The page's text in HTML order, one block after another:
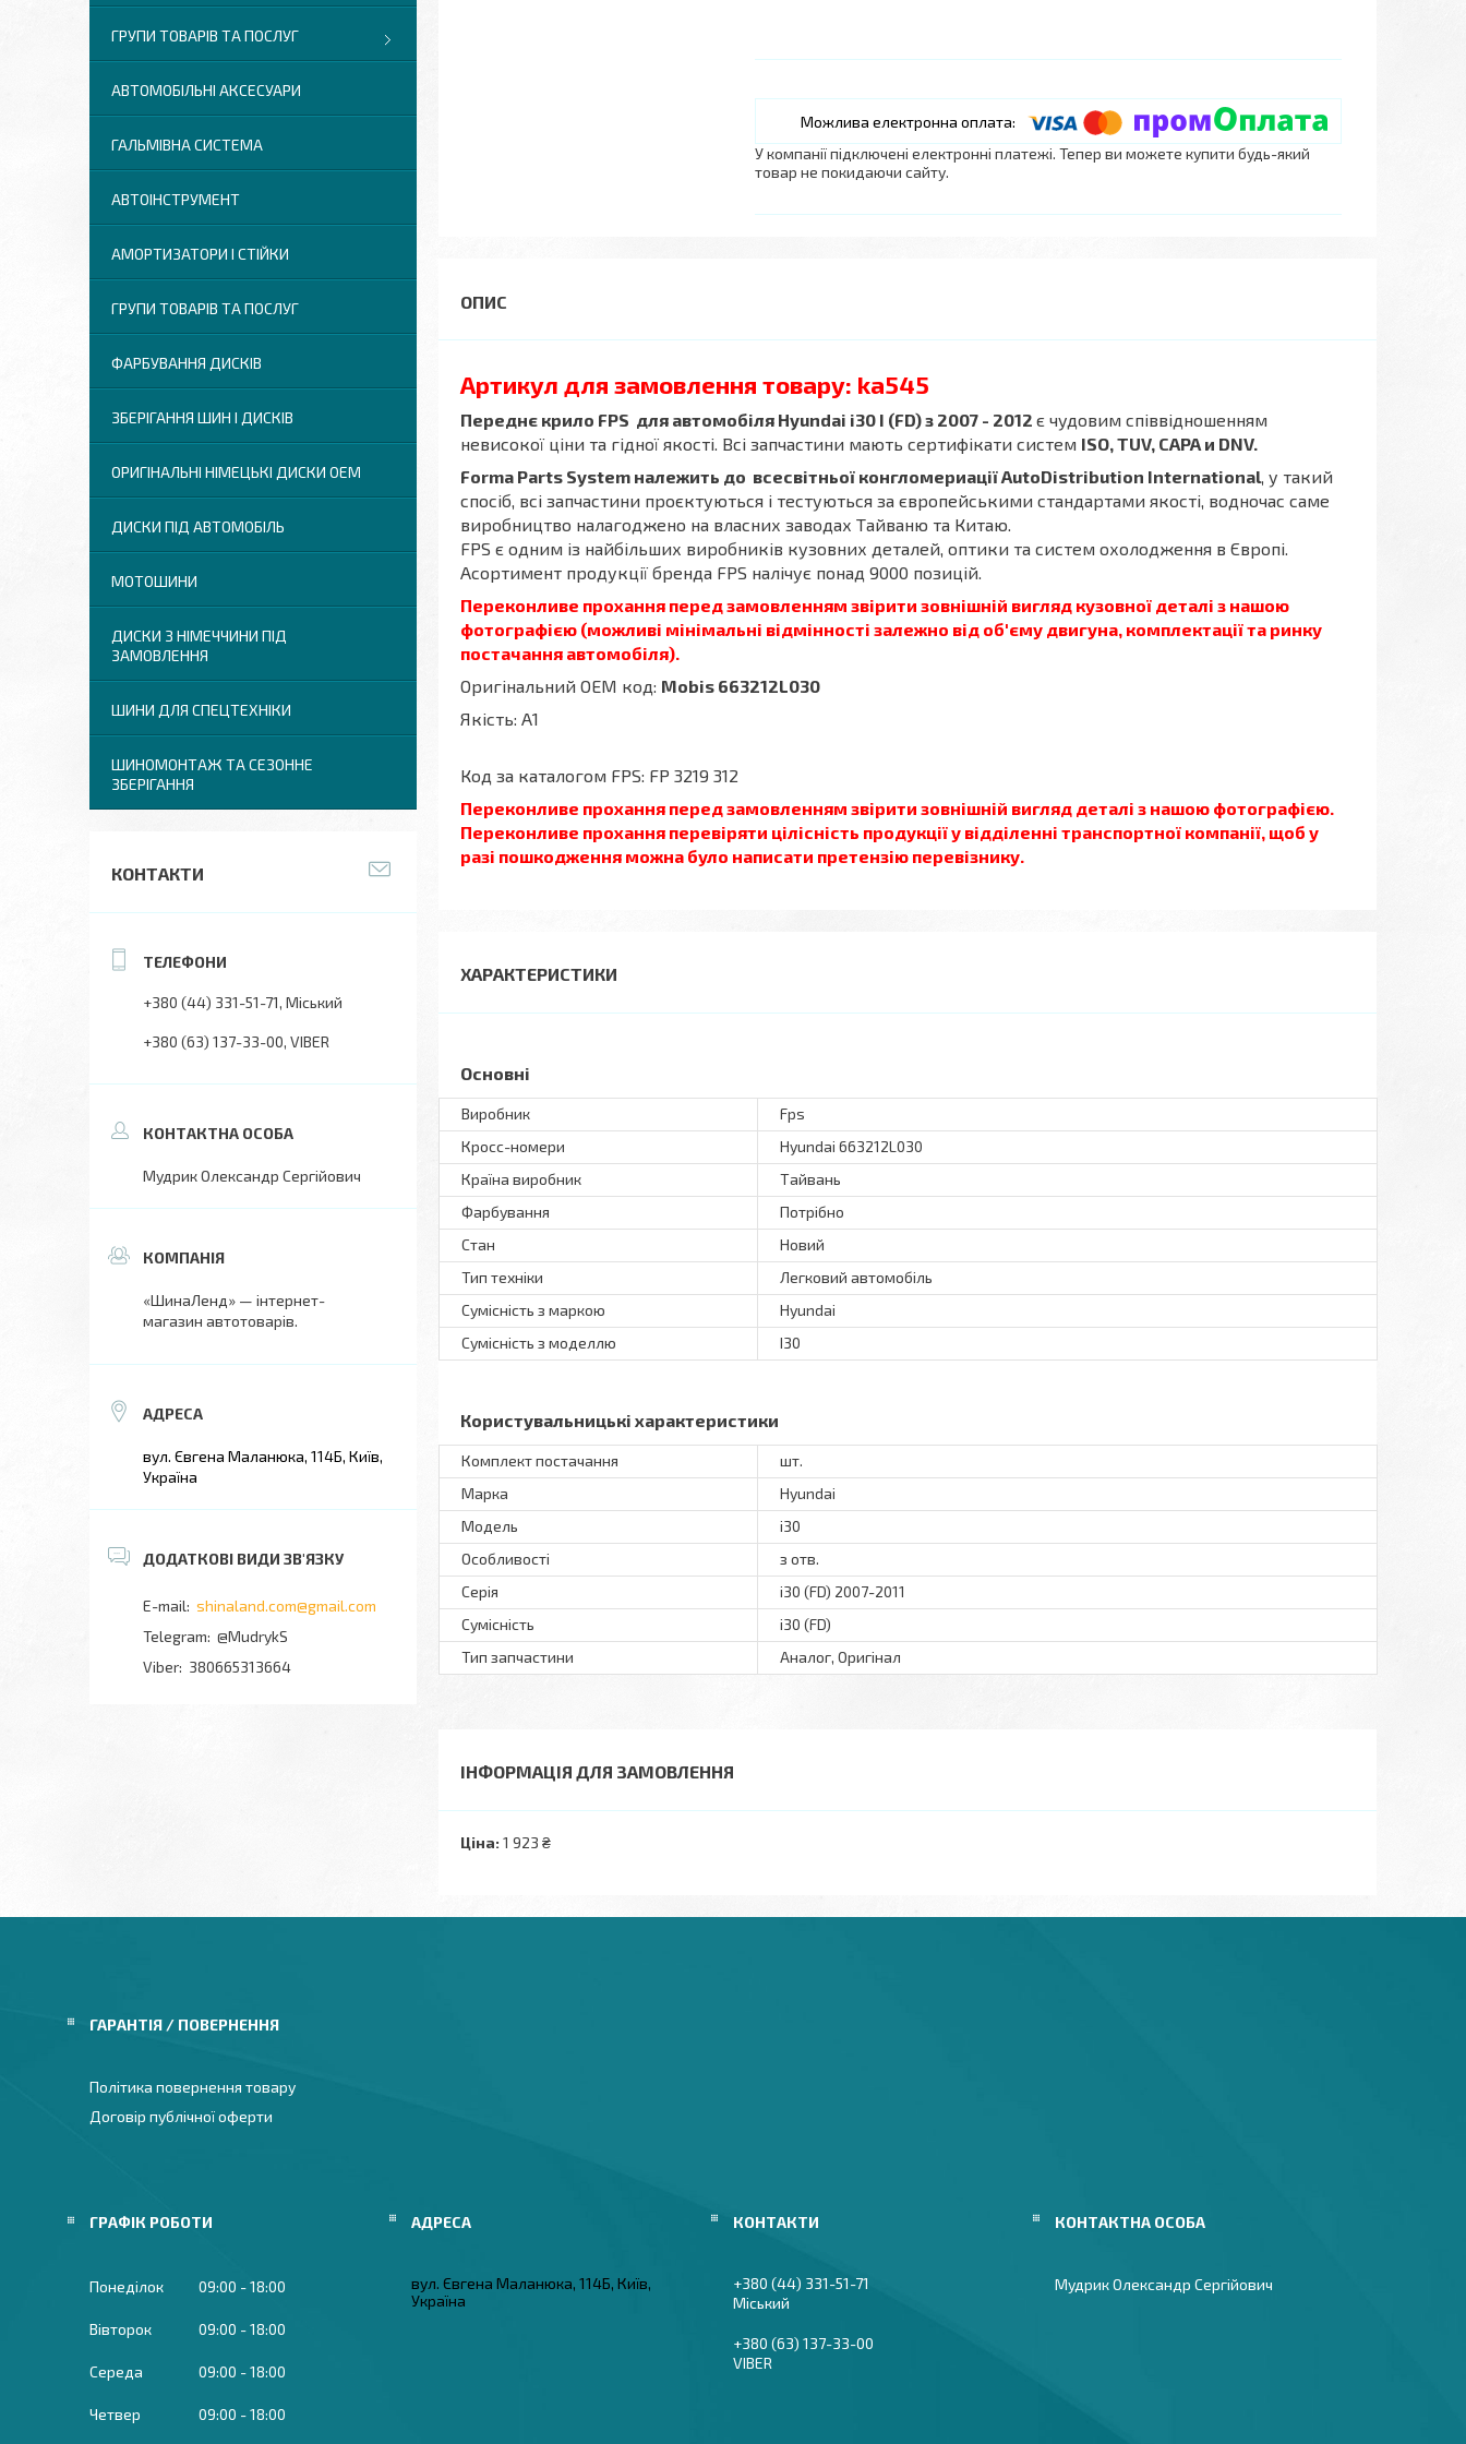
У компанії підключені електронні платежі. Тепер ви можете купити будь-який
товар не покидаючи сайту.
Артикул для замовлення товару: ka545
Переднє крило FPS для автомобіля Hyundai i30 I (FD) з 2007 - 2012 є чудовим співвідношенням
невисокої ціни та гідної якості. Всі запчастини мають сертифікати систем ISO, TUV, CAPA и DNV.
Forma Parts System належить до всесвітньої конгломериації AutoDistribution International, у такий
спосіб, всі запчастини проєктуються і тестуються за європейськими стандартами якості, водночас саме
виробництво налагоджено на власних заводах Тайваню та Китаю.
FPS є одним із найбільших виробників кузовних деталей, оптики та систем охолодження в Європі.
Асортимент продукції бренда FPS налічує понад 9000 позицій.
Переконливе прохання перед замовленням звірити зовнішній вигляд кузовної деталі з нашою
фотографією (можливі мінімальні відмінності залежно від об'єму двигуна, комплектації та ринку
постачання автомобіля).
Оригінальний OEM код: Mobis 663212L030
Якість: А1
Код за каталогом FPS: FP 3219 312
Переконливе прохання перед замовленням звірити зовнішній вигляд деталі з нашою фотографією.
Переконливе прохання перевіряти цілісність продукції у відділенні транспортної компанії, щоб у
разі пошкодження можна було написати претензію перевізнику.
ХАРАКТЕРИСТИКИ
Основні
Виробник
Fps
Кросс-номери
Hyundai 663212L030
Країна виробник
Тайвань
Фарбування
Потрібно
Стан
Новий
Тип техніки
Легковий автомобіль
Сумісність з маркою
Hyundai
Сумісність з моделлю
I30
Користувальницькі характеристики
Комплект постачання
шт.
Марка
Hyundai
Мoдель
i30
Особливості
з отв.
Серія
i30 (FD) 2007-2011
Сумісність
i30 (FD)
Тип запчастини
Аналог, Оригінал
ІНФОРМАЦІЯ ДЛЯ ЗАМОВЛЕННЯ
Ціна: 1 923 ₴
ГРУПИ ТОВАРІВ ТА ПОСЛУГ
АВТОМОБІЛЬНІ АКСЕСУАРИ
ГАЛЬМІВНА СИСТЕМА
АВТОІНСТРУМЕНТ
АМОРТИЗАТОРИ І СТІЙКИ
ГРУПИ ТОВАРІВ ТА ПОСЛУГ
ФАРБУВАННЯ ДИСКІВ
ЗБЕРІГАННЯ ШИН І ДИСКІВ
ОРИГІНАЛЬНІ НІМЕЦЬКІ ДИСКИ OEM
ДИСКИ ПІД АВТОМОБІЛЬ
МОТОШИНИ
ДИСКИ З НІМЕЧЧИНИ ПІД
ЗАМОВЛЕННЯ
ШИНИ ДЛЯ СПЕЦТЕХНІКИ
ШИНОМОНТАЖ ТА СЕЗОННЕ
ЗБЕРІГАННЯ
КОНТАКТИ
+380 (44) 331-51-71 Міський
+380 (63) 137-33-00 VIBER
Мудрик Олександр Сергійович
«ШинаЛенд» — інтернет-
магазин автотоварів.
вул. Євгена Маланюка, 114Б, Київ,
Україна
shinaland.com@gmail.com
@MudrykS
380665313664
ГАРАНТІЯ / ПОВЕРНЕННЯ
Політика повернення товару
Договір публічної оферти
ГРАФІК РОБОТИ
Понеділок 09:00 18:00
Вівторок 09:00 18:00
Середа 09:00 18:00
Четвер 09:00 18:00
вул. Євгена Маланюка, 114Б, Київ,
Україна
+380 (44) 331-51-71
Міський
+380 (63) 137-33-00
VIBER
Мудрик Олександр Сергійович